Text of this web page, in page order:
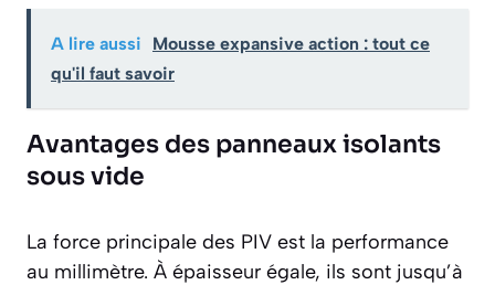
A lire aussi
Mousse expansive action : tout ce
qu'il faut savoir
Avantages des panneaux isolants
sous vide
La force principale des PIV est la performance
au millimètre. À épaisseur égale, ils sont jusqu’à